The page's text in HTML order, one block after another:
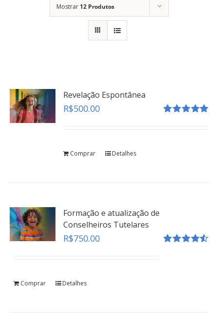
Mostrar 12 Produtos
Revelação Espontânea
R$500.00
Comprar Detalhes
Formação e atualização de
Conselheiros Tutelares
R$750.00
Comprar Detalhes